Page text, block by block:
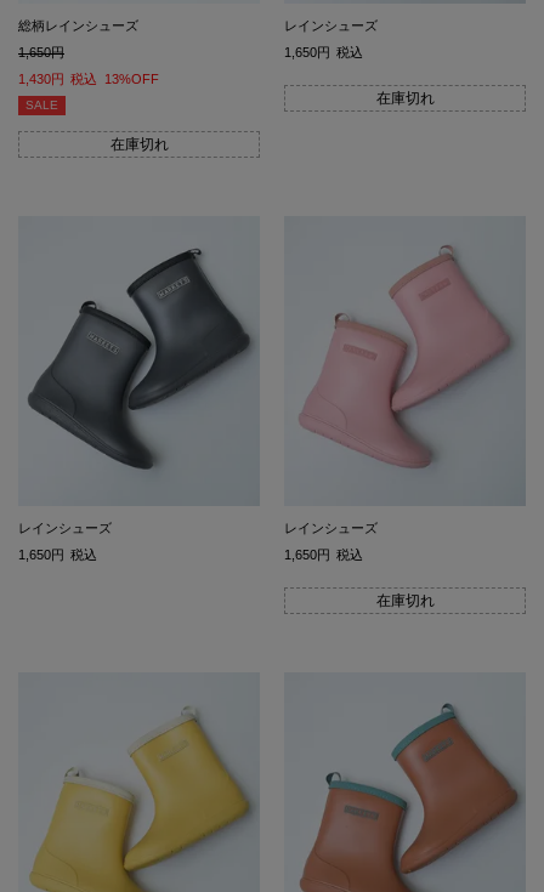
総柄レインシューズ
1,650
1,430
税込 13%OFF
SALE
在庫切れ
レインシューズ
1,650
税込
在庫切れ
レインシューズ
1,650
税込
レインシューズ
1,650
税込
在庫切れ